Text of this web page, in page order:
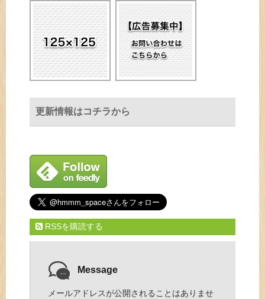
更新情報はコチラから
RSSを購読する
Message
メールアドレスが公開されることはありませ